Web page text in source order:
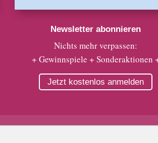
Newsletter abonnieren
Nichts mehr verpassen:
+ Gewinnspiele + Sonderaktionen
Jetzt kostenlos anmelden